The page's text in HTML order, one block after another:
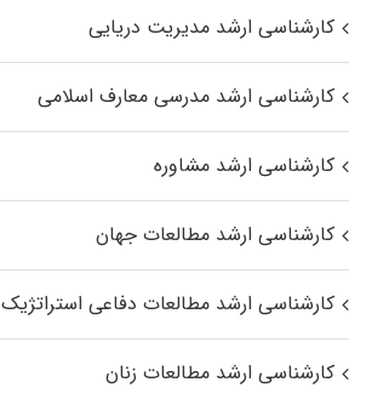
کارشناسی ارشد مدیریت دریایی
کارشناسی ارشد مدرسی معارف اسلامی
کارشناسی ارشد مشاوره
کارشناسی ارشد مطالعات جهان
کارشناسی ارشد مطالعات دفاعی استراتژیک
کارشناسی ارشد مطالعات زنان